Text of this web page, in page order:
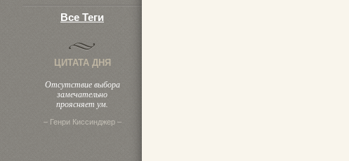
Все Теги
ЦИТАТА ДНЯ
Отсутствие выбора
замечательно
проясняет ум.
– Генри Киссинджер –